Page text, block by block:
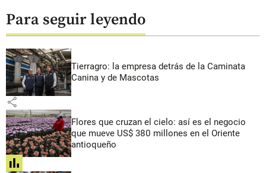
Para seguir leyendo
Tierragro: la empresa detrás de la Caminata
Canina y de Mascotas
share
Flores que cruzan el cielo: así es el negocio
que mueve US$ 380 millones en el Oriente
antioqueño
share